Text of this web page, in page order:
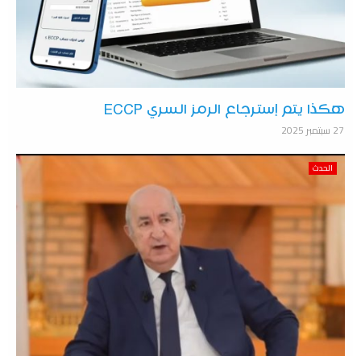
هكذا يتم إسترجاع الرمز السري ECCP
27 سبتمبر 2025
الحدث